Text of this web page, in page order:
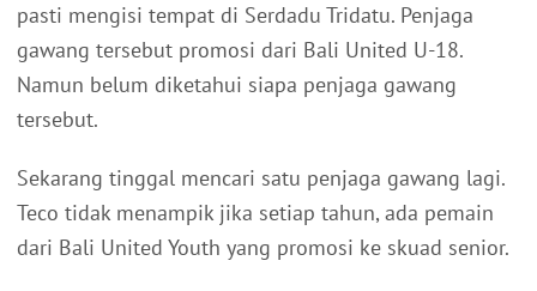
pasti mengisi tempat di Serdadu Tridatu. Penjaga
gawang tersebut promosi dari Bali United U-18.
Namun belum diketahui siapa penjaga gawang
tersebut.
Sekarang tinggal mencari satu penjaga gawang lagi.
Teco tidak menampik jika setiap tahun, ada pemain
dari Bali United Youth yang promosi ke skuad senior.